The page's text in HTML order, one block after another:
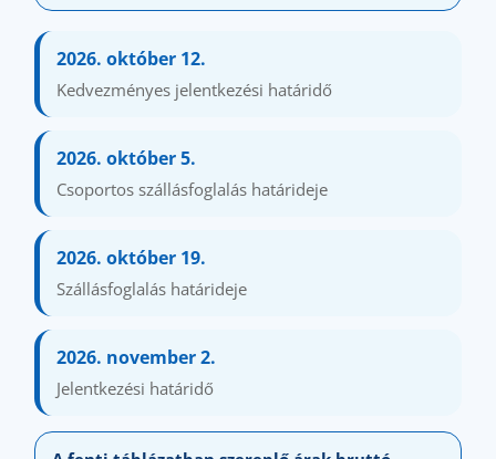
2026. október 12.
Kedvezményes jelentkezési határidő
2026. október 5.
Csoportos szállásfoglalás határideje
2026. október 19.
Szállásfoglalás határideje
2026. november 2.
Jelentkezési határidő